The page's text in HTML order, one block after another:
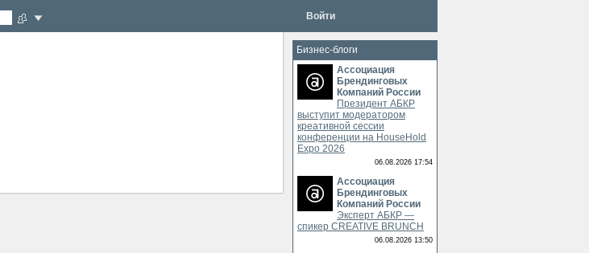
Войти
Бизнес-блоги
Ассоциация
Брендинговых
Компаний России
Президент АБКР
выступит модератором
креативной сессии
конференции на HouseHold
Expo 2026
06.08.2026 17:54
Ассоциация
Брендинговых
Компаний России
Эксперт АБКР —
спикер CREATIVE BRUNCH
06.08.2026 13:50